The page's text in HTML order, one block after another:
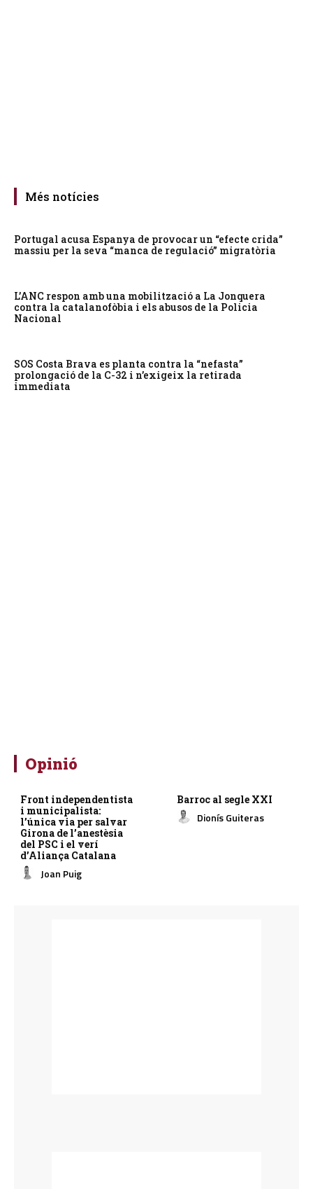
Més notícies
Portugal acusa Espanya de provocar un “efecte crida”
massiu per la seva “manca de regulació” migratòria
L’ANC respon amb una mobilització a La Jonquera
contra la catalanofòbia i els abusos de la Policia
Nacional
SOS Costa Brava es planta contra la “nefasta”
prolongació de la C-32 i n’exigeix la retirada
immediata
Opinió
Front independentista
i municipalista:
l’única via per salvar
Girona de l’anestèsia
del PSC i el verí
d’Aliança Catalana
Joan Puig
Barroc al segle XXI
Dionís Guiteras